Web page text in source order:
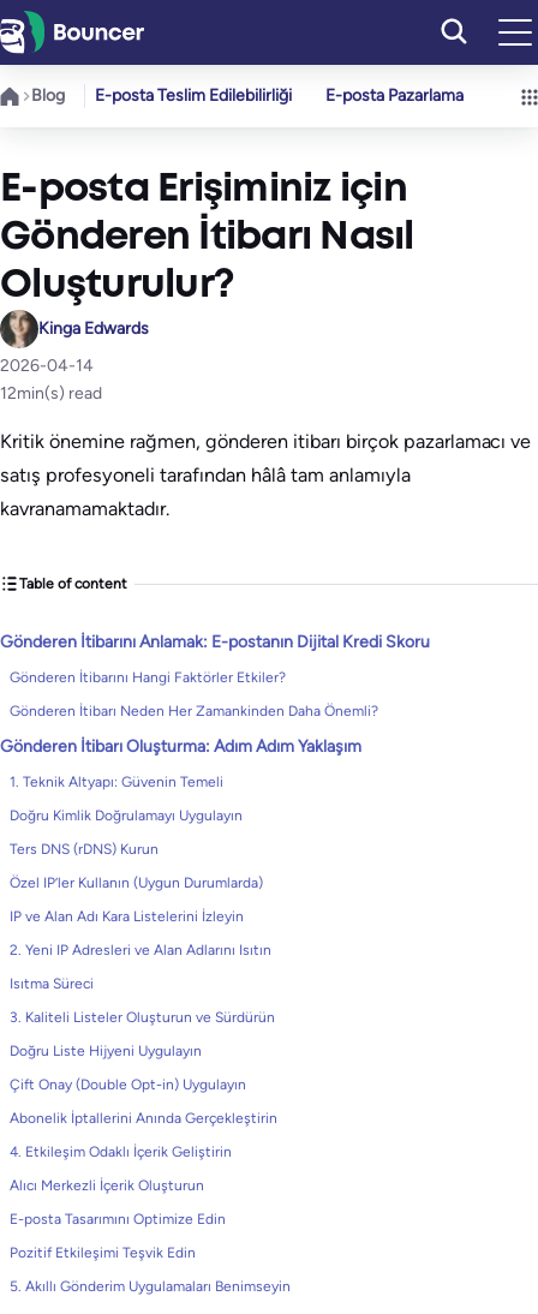
İçeriğe
geç
Blog E-posta Teslim Edilebilirliği E-posta Pazarlama
E-posta Erişiminiz için
Gönderen İtibarı Nasıl
Oluşturulur?
Kinga Edwards
2026-04-14
12min(s) read
Kritik önemine rağmen, gönderen itibarı birçok pazarlamacı ve
satış profesyoneli tarafından hâlâ tam anlamıyla
kavranamamaktadır.
Table of content
Gönderen İtibarını Anlamak: E-postanın Dijital Kredi Skoru
Gönderen İtibarını Hangi Faktörler Etkiler?
Gönderen İtibarı Neden Her Zamankinden Daha Önemli?
Gönderen İtibarı Oluşturma: Adım Adım Yaklaşım
1. Teknik Altyapı: Güvenin Temeli
Doğru Kimlik Doğrulamayı Uygulayın
Ters DNS (rDNS) Kurun
Özel IP’ler Kullanın (Uygun Durumlarda)
IP ve Alan Adı Kara Listelerini İzleyin
2. Yeni IP Adresleri ve Alan Adlarını Isıtın
Isıtma Süreci
3. Kaliteli Listeler Oluşturun ve Sürdürün
Doğru Liste Hijyeni Uygulayın
Çift Onay (Double Opt-in) Uygulayın
Abonelik İptallerini Anında Gerçekleştirin
4. Etkileşim Odaklı İçerik Geliştirin
Alıcı Merkezli İçerik Oluşturun
E-posta Tasarımını Optimize Edin
Pozitif Etkileşimi Teşvik Edin
5. Akıllı Gönderim Uygulamaları Benimseyin